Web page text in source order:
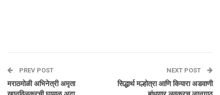
PREV POST
मराठमोळी अभिनेत्री अमृता
NEXT POST
सिद्धार्थ मल्होत्रा आणि कियारा अडवाणी